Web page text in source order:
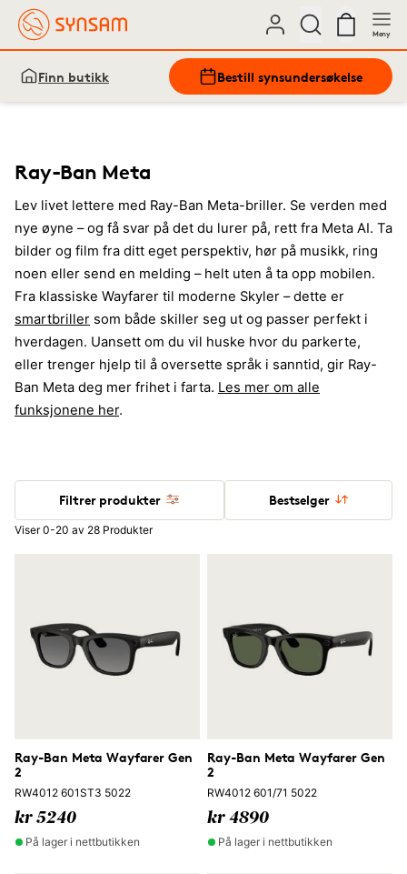
Meny
Finn butikk Bestill synsundersøkelse
Ray-Ban Meta
Lev livet lettere med Ray-Ban Meta-briller. Se verden med
nye øyne – og få svar på det du lurer på, rett fra Meta AI. Ta
bilder og film fra ditt eget perspektiv, hør på musikk, ring
noen eller send en melding – helt uten å ta opp mobilen.
Fra klassiske Wayfarer til moderne Skyler – dette er
smartbriller som både skiller seg ut og passer perfekt i
hverdagen. Uansett om du vil huske hvor du parkerte,
eller trenger hjelp til å oversette språk i sanntid, gir Ray-
Ban Meta deg mer frihet i farta. Les mer om alle
funksjonene her.
Filtrer produkter Bestselger
Viser 0-20 av 28 Produkter
Ray-Ban Meta Wayfarer Gen
2
RW4012 601ST3 5022
kr 5240
På lager i nettbutikken
Ray-Ban Meta Wayfarer Gen
2
RW4012 601/71 5022
kr 4890
På lager i nettbutikken